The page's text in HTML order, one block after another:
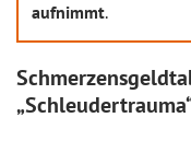
aufnimmt.